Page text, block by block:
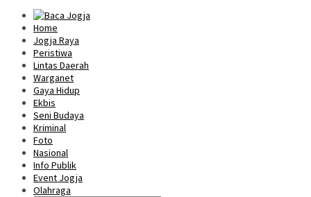
Home
Jogja Raya
Peristiwa
Lintas Daerah
Warganet
Gaya Hidup
Ekbis
Seni Budaya
Kriminal
Foto
Nasional
Info Publik
Event Jogja
Olahraga